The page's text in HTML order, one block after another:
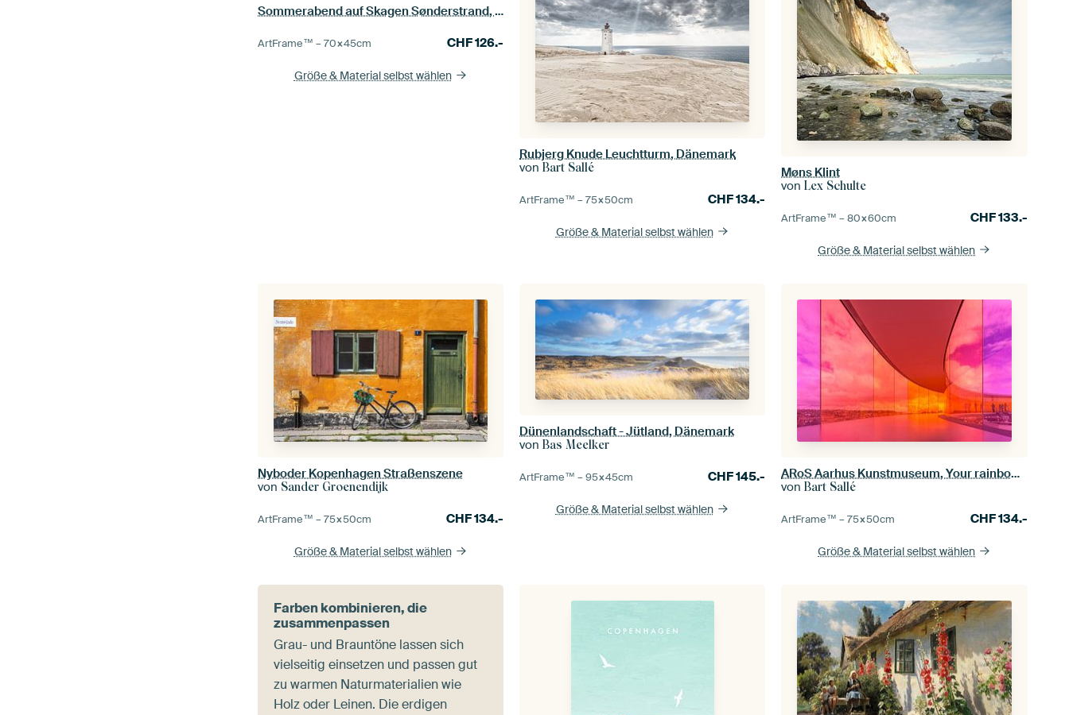
Sommerabend auf Skagen Sønderstrand, Peder Severin Krøyer
ArtFrame™ –70×45cm CHF126.-
Größe & Material selbst wählen
Rubjerg Knude Leuchtturm, Dänemark
vonBart Sallé
ArtFrame™ –75×50cm CHF134.-
Größe & Material selbst wählen
Møns Klint
vonLex Schulte
ArtFrame™ –80×60cm CHF133.-
Größe & Material selbst wählen
Nyboder Kopenhagen Straßenszene
von Sander Groenendijk
ArtFrame™ –75×50cm CHF134.-
Größe & Material selbst wählen
Dünenlandschaft - Jütland, Dänemark
vonBas Meelker
ArtFrame™ –95×45cm CHF145.-
Größe & Material selbst wählen
ARoS Aarhus Kunstmuseum, Your rainbow panorama
vonBart Sallé
ArtFrame™ –75×50cm CHF134.-
Größe & Material selbst wählen
Farben kombinieren, die
zusammenpassen
Grau- und Brauntöne lassen sich
vielseitig einsetzen und passen gut
zu warmen Naturmaterialien wie
Holz oder Leinen. Die erdigen